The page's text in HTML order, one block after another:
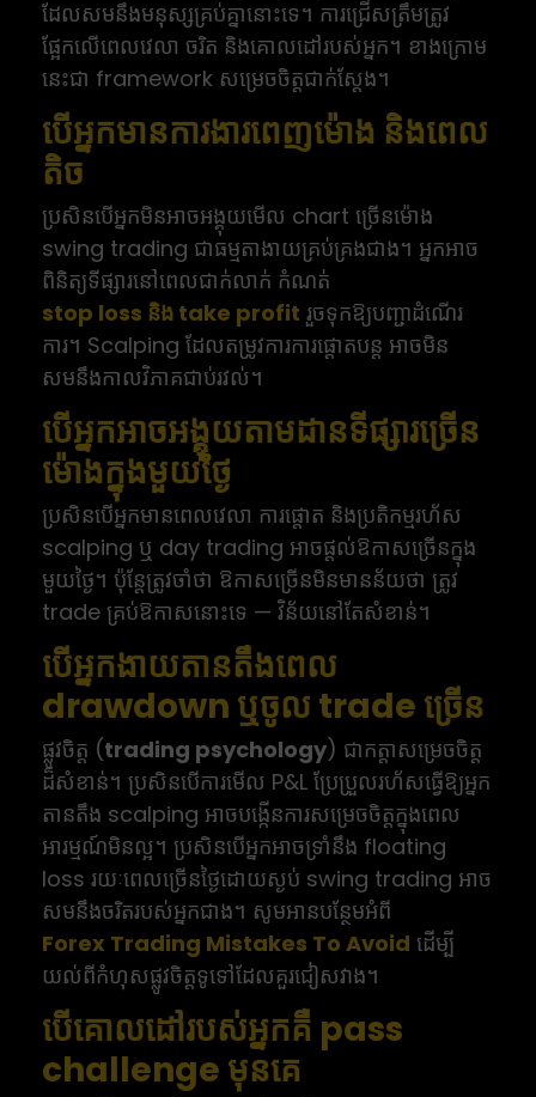
ដែលសមនឹងមនុស្សគ្រប់គ្នានោះទេ។ ការជ្រើសត្រឹមត្រូវ
ផ្អែកលើពេលវេលា ចរិត និងគោលដៅរបស់អ្នក។ ខាងក្រោម
នេះជា framework សម្រេចចិត្តជាក់ស្តែង។
បើអ្នកមានការងារពេញម៉ោង និងពេល
តិច
ប្រសិនបើអ្នកមិនអាចអង្គុយមើល chart ច្រើនម៉ោង
swing trading ជាធម្មតាងាយគ្រប់គ្រងជាង។ អ្នកអាច
ពិនិត្យទីផ្សារនៅពេលជាក់លាក់ កំណត់
stop loss និង take profit រួចទុកឱ្យបញ្ជាដំណើរ
ការ។ Scalping ដែលតម្រូវការការផ្តោតបន្ត អាចមិន
សមនឹងកាលវិភាគជាប់រវល់។
បើអ្នកអាចអង្គុយតាមដានទីផ្សារច្រើន
ម៉ោងក្នុងមួយថ្ងៃ
ប្រសិនបើអ្នកមានពេលវេលា ការផ្តោត និងប្រតិកម្មរហ័ស
scalping ឬ day trading អាចផ្តល់ឱកាសច្រើនក្នុង
មួយថ្ងៃ។ ប៉ុន្តែត្រូវចាំថា ឱកាសច្រើនមិនមានន័យថា ត្រូវ
trade គ្រប់ឱកាសនោះទេ — វិន័យនៅតែសំខាន់។
បើអ្នកងាយតានតឹងពេល
drawdown ឬចូល trade ច្រើន
ផ្លូវចិត្ត (trading psychology) ជាកត្តាសម្រេចចិត្ត
ដ៏សំខាន់។ ប្រសិនបើការមើល P&L ប្រែប្រួលរហ័សធ្វើឱ្យអ្នក
តានតឹង scalping អាចបង្កើនការសម្រេចចិត្តក្នុងពេល
អារម្មណ៍មិនល្អ។ ប្រសិនបើអ្នកអាចទ្រាំនឹង floating
loss រយៈពេលច្រើនថ្ងៃដោយស្ងប់ swing trading អាច
សមនឹងចរិតរបស់អ្នកជាង។ សូមអានបន្ថែមអំពី
Forex Trading Mistakes To Avoid ដើម្បី
យល់ពីកំហុសផ្លូវចិត្តទូទៅដែលគួរជៀសវាង។
បើគោលដៅរបស់អ្នកគឺ pass
challenge មុនគេ